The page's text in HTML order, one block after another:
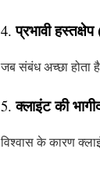
4.प्रभावी
जब संबंध अच्छा होता है,
5.क्लाइंट की
विश्वास के कारण